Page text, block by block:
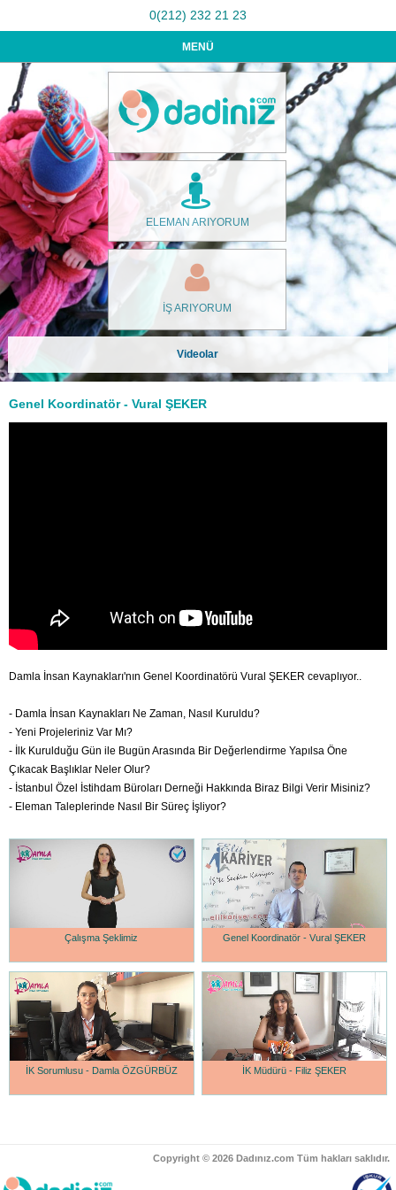
0(212) 232 21 23
MENÜ
ELEMAN ARIYORUM
İŞ ARIYORUM
Videolar
Genel Koordinatör - Vural ŞEKER
Damla İnsan Kaynakları'nın Genel Koordinatörü Vural ŞEKER cevaplıyor..
- Damla İnsan Kaynakları Ne Zaman, Nasıl Kuruldu?
- Yeni Projeleriniz Var Mı?
- İlk Kurulduğu Gün ile Bugün Arasında Bir Değerlendirme Yapılsa Öne
Çıkacak Başlıklar Neler Olur?
- İstanbul Özel İstihdam Büroları Derneği Hakkında Biraz Bilgi Verir Misiniz?
- Eleman Taleplerinde Nasıl Bir Süreç İşliyor?
Çalışma Şeklimiz Genel Koordinatör - Vural ŞEKER
İK Sorumlusu - Damla ÖZGÜRBÜZ İK Müdürü - Filiz ŞEKER
Copyright © 2026 Dadınız.com Tüm hakları saklıdır.